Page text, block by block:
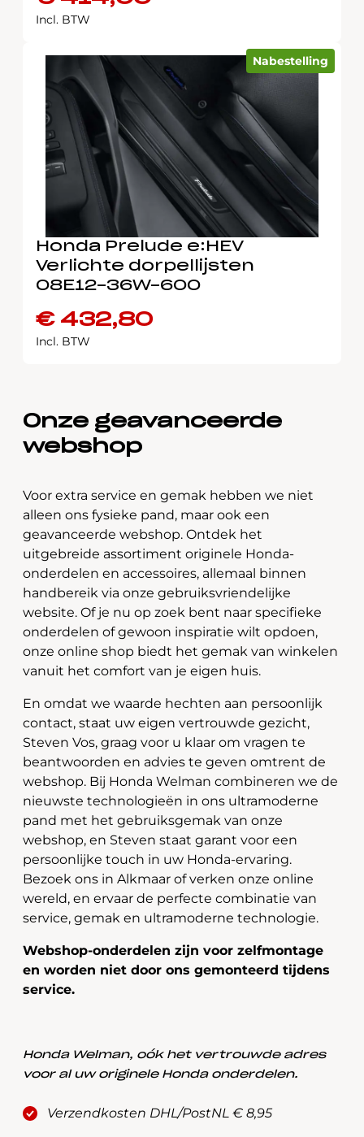
Incl. BTW
Nabestelling
Honda Prelude e:HEV
Verlichte dorpellijsten
08E12-36W-600
€432,80
Incl. BTW
Onze geavanceerde
webshop
Voor extra service en gemak hebben we niet
alleen ons fysieke pand, maar ook een
geavanceerde webshop. Ontdek het
uitgebreide assortiment originele Honda-
onderdelen en accessoires, allemaal binnen
handbereik via onze gebruiksvriendelijke
website. Of je nu op zoek bent naar specifieke
onderdelen of gewoon inspiratie wilt opdoen,
onze online shop biedt het gemak van winkelen
vanuit het comfort van je eigen huis.
En omdat we waarde hechten aan persoonlijk
contact, staat uw eigen vertrouwde gezicht,
Steven Vos, graag voor u klaar om vragen te
beantwoorden en advies te geven omtrent de
webshop. Bij Honda Welman combineren we de
nieuwste technologieën in ons ultramoderne
pand met het gebruiksgemak van onze
webshop, en Steven staat garant voor een
persoonlijke touch in uw Honda-ervaring.
Bezoek ons in Alkmaar of verken onze online
wereld, en ervaar de perfecte combinatie van
service, gemak en ultramoderne technologie.
Webshop-onderdelen zijn voor zelfmontage
en worden niet door ons gemonteerd tijdens
service.
Honda Welman, oók het vertrouwde adres
voor al uw originele Honda onderdelen.
Verzendkosten DHL/PostNL € 8,95